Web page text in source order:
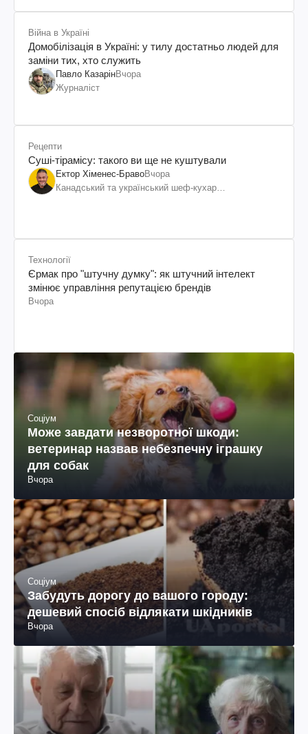
Війна в Україні
Домобілізація в Україні: у тилу достатньо людей для
заміни тих, хто служить
Павло КазарінВчора
Журналіст
Рецепти
Суші-тірамісу: такого ви ще не куштували
Ектор Хіменес-БравоВчора
Канадський та український шеф-кухар
Технології
Єрмак про "штучну думку": як штучний інтелект
змінює управління репутацією брендів
Вчора
Соціум
Може завдати незворотної шкоди:
ветеринар назвав небезпечну іграшку
для собак
Вчора
Соціум
Забудуть дорогу до вашого городу:
дешевий спосіб відлякати шкідників
Вчора